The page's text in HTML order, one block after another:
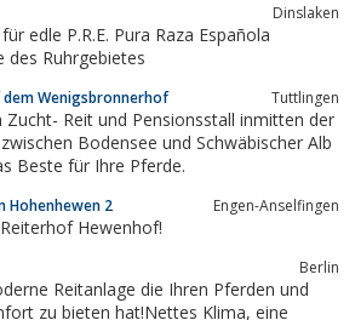
Dinslaken
edle P.R.E. Pura Raza Española
des Ruhrgebietes
Wenigsbronnerhof Tuttlingen
Reit und Pensionsstall inmitten der
Bodensee und Schwäbischer Alb
Beste für Ihre Pferde.
Hohenhewen 2 Engen-Anselfingen
Hewenhof!
Berlin
Reitanlage die Ihren Pferden und
zu bieten hat!Nettes Klima, eine